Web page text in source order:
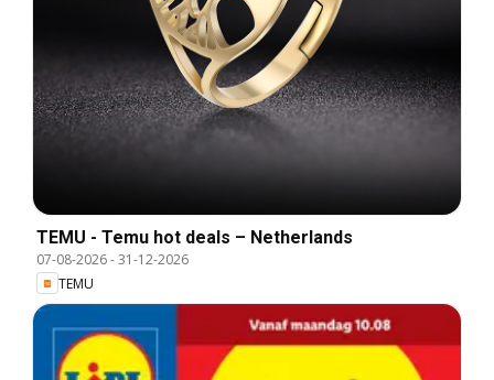
TEMU - Temu hot deals – Netherlands
07-08-2026-31-12-2026
TEMU